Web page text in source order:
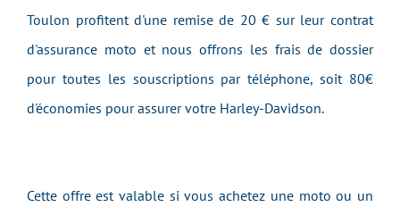
Toulon profitent d'une remise de 20 € sur leur contrat
d'assurance moto et nous offrons les frais de dossier
pour toutes les souscriptions par téléphone, soit 80€
d'économies pour assurer votre Harley-Davidson.
Cette offre est valable si vous achetez une moto ou un